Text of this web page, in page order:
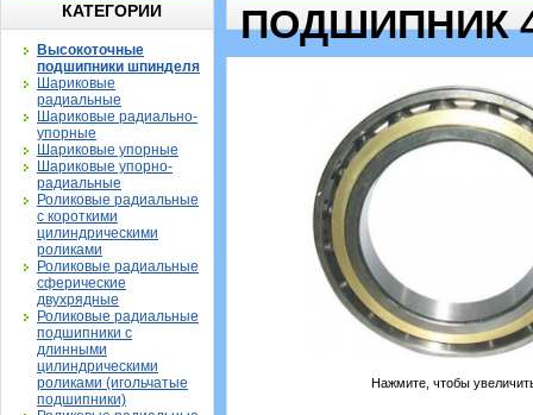
КАТЕГОРИИ
Высокоточные
подшипники шпинделя
Шариковые
радиальные
Шариковые радиально-
упорные
Шариковые упорные
Шариковые упорно-
радиальные
Роликовые радиальные
с короткими
цилиндрическими
роликами
Роликовые радиальные
сферические
двухрядные
Роликовые радиальные
подшипники с
длинными
цилиндрическими
роликами (игольчатые
подшипники)
ПОДШИПНИК
Нажмите, чтобы